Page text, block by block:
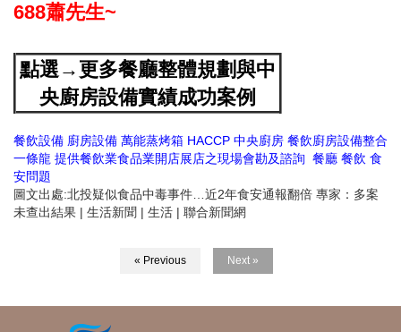
688蕭先生~
點選→更多餐廳整體規劃與中
央廚房設備實績成功案例
餐飲設備 廚房設備 萬能蒸烤箱 HACCP 中央廚房 餐飲廚房設備整合
一條龍 提供餐飲業食品業開店展店之現場會勘及諮詢 餐廳 餐飲 食
安問題
圖文出處:北投疑似食品中毒事件…近2年食安通報翻倍 專家：多案
未查出結果 | 生活新聞 | 生活 | 聯合新聞網
« Previous Next »